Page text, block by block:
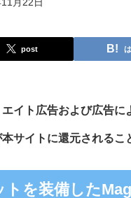
月22日
post
イト広告および広告に
サイトに還元されるこ
を装備した